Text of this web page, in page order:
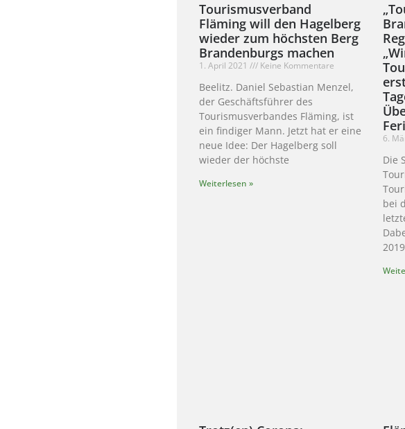
Tourismusverband
Fläming will den Hagelberg
wieder zum höchsten Berg
Brandenburgs machen
1. April 2021 Keine Kommentare
Beelitz. Daniel Sebastian Menzel,
der Geschäftsführer des
Tourismusverbandes Fläming, ist
ein findiger Mann. Jetzt hat er eine
neue Idee: Der Hagelberg soll
wieder der höchste
Weiterlesen »
6.
Die
bei